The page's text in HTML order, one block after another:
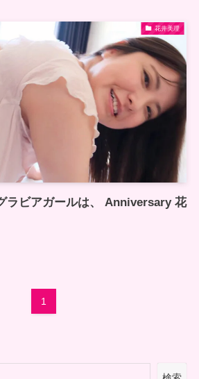
花井美理
ラビアガールは、 Anniversary 花
1